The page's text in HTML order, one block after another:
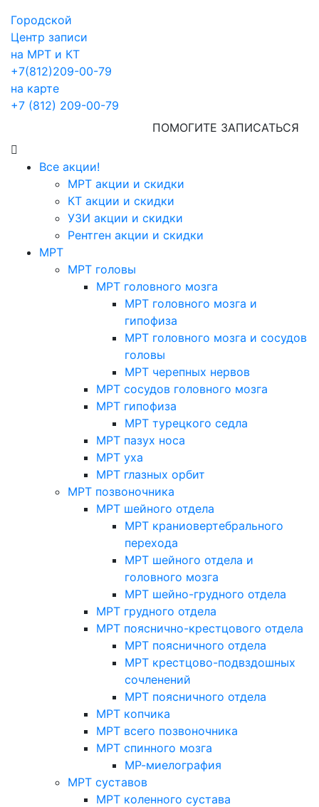
Городской
Центр записи
на МРТ и КТ
+7(812)209-00-79
на карте
+7 (812) 209-00-79
ПОМОГИТЕ ЗАПИСАТЬСЯ
Все акции!
МРТ акции и скидки
КТ акции и скидки
УЗИ акции и скидки
Рентген акции и скидки
МРТ
МРТ головы
МРТ головного мозга
МРТ головного мозга и
гипофиза
МРТ головного мозга и сосудов
головы
МРТ черепных нервов
МРТ сосудов головного мозга
МРТ гипофиза
МРТ турецкого седла
МРТ пазух носа
МРТ уха
МРТ глазных орбит
МРТ позвоночника
МРТ шейного отдела
МРТ краниовертебрального
перехода
МРТ шейного отдела и
головного мозга
МРТ шейно-грудного отдела
МРТ грудного отдела
МРТ пояснично-крестцового отдела
МРТ поясничного отдела
МРТ крестцово-подвздошных
сочленений
МРТ поясничного отдела
МРТ копчика
МРТ всего позвоночника
МРТ спинного мозга
МР-миелография
МРТ суставов
МРТ коленного сустава